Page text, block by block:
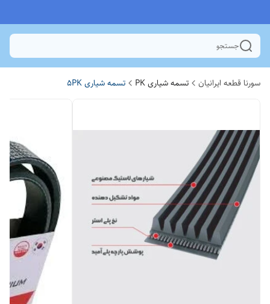
جستجو
سورنا قطعه ایرانیان تسمه شیاری PK تسمه شیاری 5PK